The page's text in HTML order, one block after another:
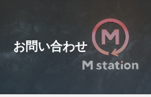
お問い合わせ